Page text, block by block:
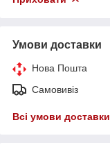
Умови доставки
Нова Пошта
Самовивіз
Всі умови доставки